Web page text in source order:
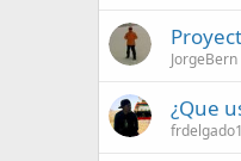
JorgeBern
¿Que
frdelgado1